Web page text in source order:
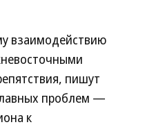
взаимодействию
пишут
проблем —
к